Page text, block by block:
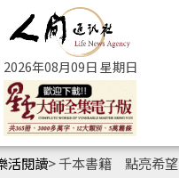
2026年08月09日 星期日
活閱讀>千本書籍 點亮希望